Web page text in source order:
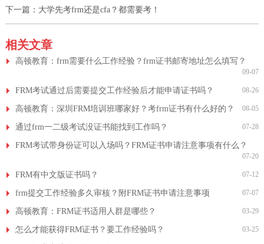
下一篇： 大学先考frm还是cfa？都需要考！
相关文章
高顿教育：frm需要什么工作经验？frm证书邮寄地址怎么填写？
09-07
FRM考试通过后需要提交工作经验后才能申请证书吗？ 08-26
高顿教育：深圳FRM培训班哪家好？考frm证书有什么好的？ 08-05
通过frm一二级考试没证书能找到工作吗？ 07-28
FRM考试带身份证可以入场吗？FRM证书申请注意事项有什么？
07-20
FRM有中文版证书吗？ 07-12
frm提交工作经验多久审核？附FRM证书申请注意事项 07-07
高顿教育：FRM证书适用人群是哪些？ 03-29
怎么才能获得FRM证书？要工作经验吗？ 03-25